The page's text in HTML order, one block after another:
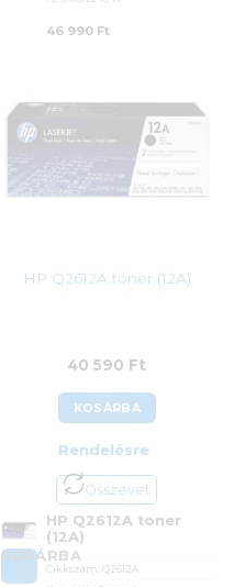
46 990 Ft
HP Q2612A toner (12A)
40 590 Ft
KOSÁRBA
Rendelésre
Összevet
KOSÁRBA
HP Q2612A toner
(12A)
Cikkszám: Q2612A